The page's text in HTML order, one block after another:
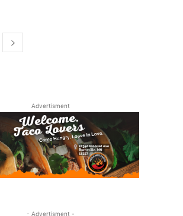
Advertisment
- Advertisment -